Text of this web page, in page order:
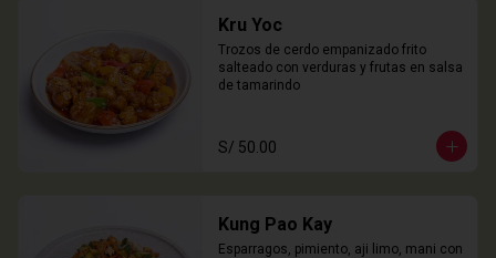
Kru Yoc
Trozos de cerdo empanizado frito
salteado con verduras y frutas en salsa
de tamarindo
S/ 50.00
Kung Pao Kay
Esparragos, pimiento, aji limo, mani con